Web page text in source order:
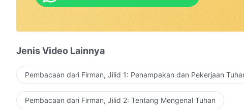
Jenis Video Lainnya
Pembacaan dari Firman, Jilid 1: Penampakan dan Pekerjaan
Pembacaan dari Firman, Jilid 2: Tentang Mengenal Tuhan